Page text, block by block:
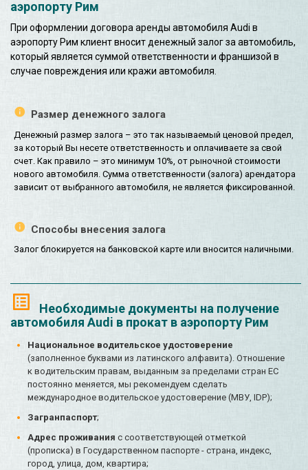
аэропорту Рим
При оформлении договора аренды автомобиля Audi в
аэропорту Рим клиент вносит денежный залог за автомобиль,
который является суммой ответственности и франшизой в
случае повреждения или кражи автомобиля.
Размер денежного залога
Денежный размер залога – это так называемый ценовой предел,
за который Вы несете ответственность и оплачиваете за свой
счет. Как правило – это минимум 10%, от рыночной стоимости
нового автомобиля. Сумма ответственности (залога) арендатора
зависит от выбранного автомобиля, не является фиксированной.
Способы внесения залога
Залог блокируется на банковской карте или вносится наличными.
Необходимые документы на получение
автомобиля Audi в прокат в аэропорту Рим
Национальное водительское удостоверение
(заполненное буквами из латинского алфавита). Отношение
к водительским правам, выданным за пределами стран ЕС
постоянно меняется, мы рекомендуем сделать
международное водительское удостоверение (МВУ, IDP);
Загранпаспорт;
Адрес проживания с соответствующей отметкой
(прописка) в Государственном паспорте - страна, индекс,
город, улица, дом, квартира;